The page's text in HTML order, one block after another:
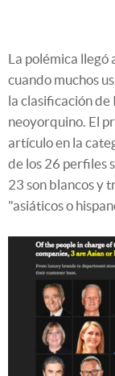
La polémica llegó
cuando muchos
la clasificación
neoyorquino. El
artículo en la
de los 26 perfiles
23 son blancos y
"asiáticos o